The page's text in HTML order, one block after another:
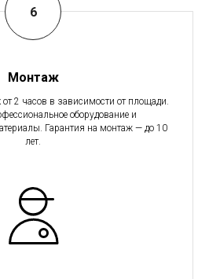
Монтаж
2 часов в зависимости от площади.
оборудование и
Гарантия на монтаж — до 10
лет.